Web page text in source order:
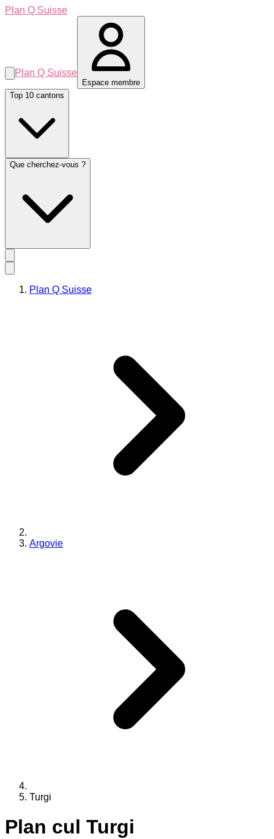
Plan Q Suisse
Plan Q Suisse
Espace membre
Top 10 cantons
Que cherchez-vous ?
Plan Q Suisse
Argovie
Turgi
Plan cul Turgi